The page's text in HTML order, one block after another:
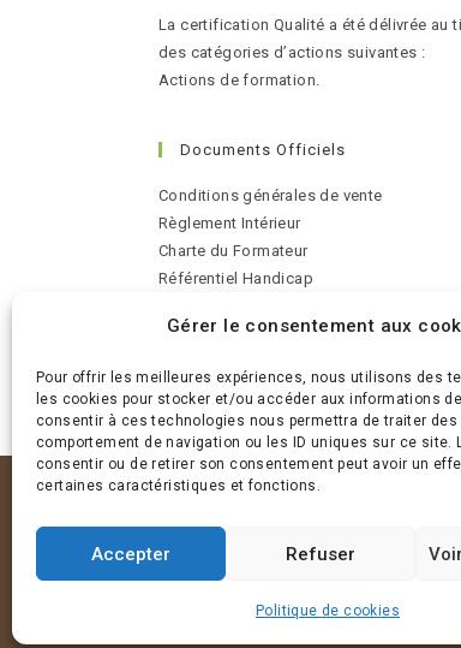
Gérer le consentement aux
Pour offrir les meilleures expériences, nous utilisons des
les cookies pour stocker et/ou accéder aux informations
consentir à ces technologies nous permettra de traiter
comportement de navigation ou les ID uniques sur ce site.
consentir ou de retirer son consentement peut avoir un
certaines caractéristiques et fonctions.
Accepter Refuser
Politique de cookies
La certification Qualité a été délivrée au
des catégories d’actions suivantes :
Actions de formation.
Documents Officiels
Conditions générales de vente
Règlement Intérieur
Charte du Formateur
Référentiel Handicap
Indicateurs Qualité